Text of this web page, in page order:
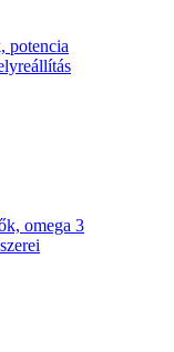
potencia
omega 3